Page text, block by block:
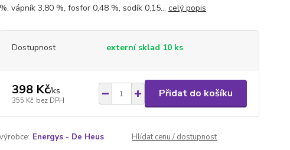
%, vápník 3,80 %, fosfor 0,48 %, sodík 0,15... celý popis
Dostupnost externí sklad 10 ks
398 Kč/ks
355 Kč bez DPH
Přidat do košíku
výrobce: Energys - De Heus Hlídat cenu / dostupnost